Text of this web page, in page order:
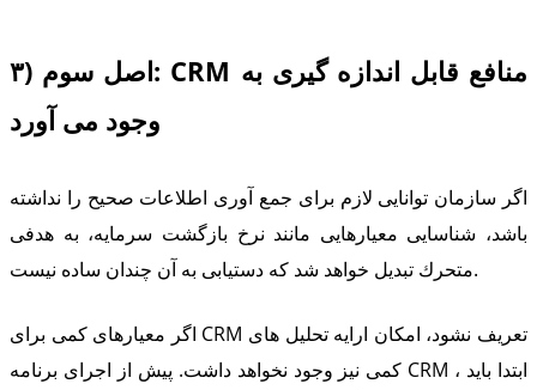
۳) اصل سوم: CRM منافع قابل اندازه گیری به
وجود می آورد
اگر سازمان توانایی لازم برای جمع آوری اطلاعات صحیح را نداشته
باشد، شناسایی معیارهایی مانند نرخ بازگشت سرمایه، به هدفی
متحرك تبدیل خواهد شد كه دستیابی به آن چندان ساده نیست.
اگر معیارهای كمی برای CRM تعریف نشود، امكان ارایه تحلیل های
كمی نیز وجود نخواهد داشت. پیش از اجرای برنامه CRM ، ابتدا باید